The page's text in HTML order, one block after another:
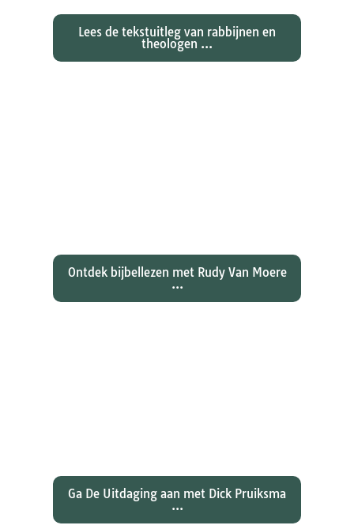
Lees de tekstuitleg van rabbijnen en
theologen ...
Ontdek bijbellezen met Rudy Van Moere
...
Ga De Uitdaging aan met Dick Pruiksma
...